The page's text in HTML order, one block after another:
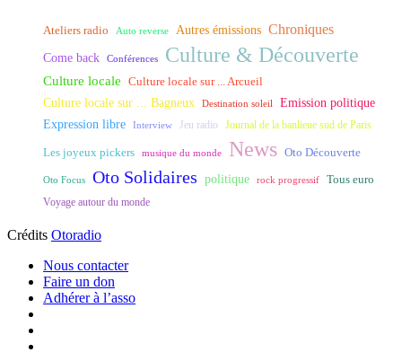
Ateliers radio Auto reverse Autres émissions Chroniques
Come back Conférences Culture & Découverte
Culture locale Culture locale sur ... Arcueil
Culture locale sur ... Bagneux Destination soleil Emission politique
Expression libre Interview Jeu radio Journal de la banlieue sud de Paris
Les joyeux pickers musique du monde News Oto Découverte
Oto Focus Oto Solidaires politique rock progressif Tous euro
Voyage autour du monde
Crédits Otoradio
Nous contacter
Faire un don
Adhérer à l’asso